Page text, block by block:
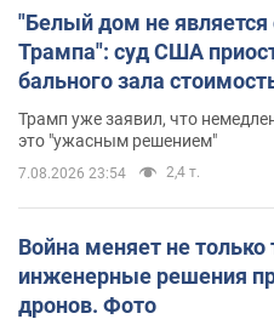
"Белый дом не является
Трампа": суд США
бального зала
Трамп уже заявил, что
это "ужасным решением"
7.08.2026 23:54 2,4 т.
Война меняет не
инженерные решения
дронов. Фото